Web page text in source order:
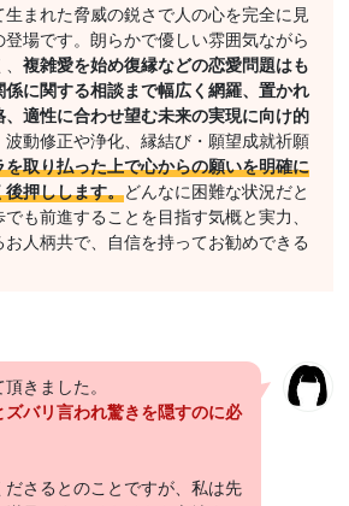
まれた脅威の鋭さで人の心を完全に見
場です。朗らかで優しい雰囲気ながら
、複雑愛を始め復縁などの恋愛問題はも
に関する相談まで幅広く網羅、置かれ
適性に合わせ望む未来の実現に向け的
波動修正や浄化、縁結び・願望成就祈願
を取り払った上で心からの願いを明確に
押しします。どんなに困難な状況だと
も前進することを目指す気概と実力、
人柄共で、自信を持ってお勧めできる
きました。
ズバリ言われ驚きを隠すのに必
さるとのことですが、私は先